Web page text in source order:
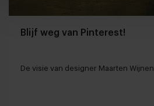
Blijf weg van Pinterest!
De visie van designer Maarten Wijnen